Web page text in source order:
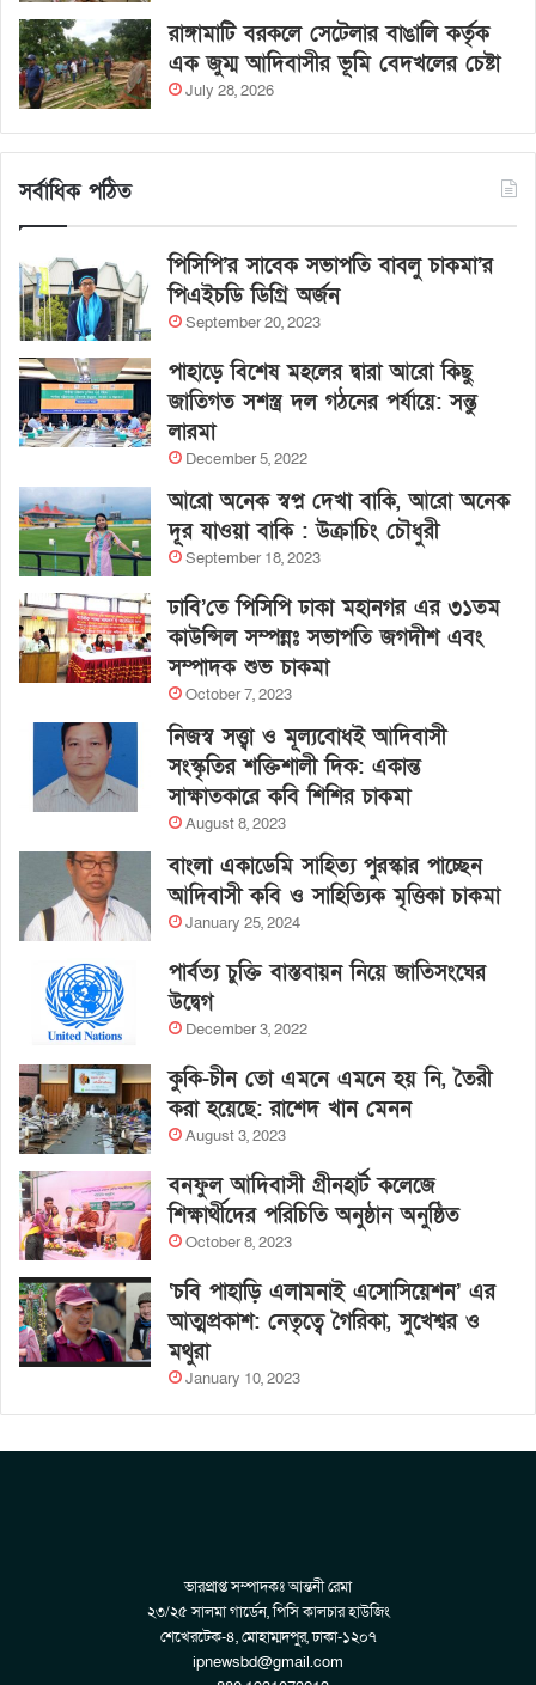
রাঙ্গামাটি বরকলে সেটেলার বাঙালি কর্তৃক
এক জুম্ম আদিবাসীর ভূমি বেদখলের চেষ্টা
July 28, 2026
সর্বাধিক পঠিত
পিসিপি’র সাবেক সভাপতি বাবলু চাকমা’র
পিএইচডি ডিগ্রি অর্জন
September 20, 2023
পাহাড়ে বিশেষ মহলের দ্বারা আরো কিছু
জাতিগত সশস্ত্র দল গঠনের পর্যায়ে: সন্তু
লারমা
December 5, 2022
আরো অনেক স্বপ্ন দেখা বাকি, আরো অনেক
দূর যাওয়া বাকি : উক্রাচিং চৌধুরী
September 18, 2023
ঢাবি’তে পিসিপি ঢাকা মহানগর এর ৩১তম
কাউন্সিল সম্পন্নঃ সভাপতি জগদীশ এবং
সম্পাদক শুভ চাকমা
October 7, 2023
নিজস্ব সত্ত্বা ও মূল্যবোধই আদিবাসী
সংস্কৃতির শক্তিশালী দিক: একান্ত
সাক্ষাতকারে কবি শিশির চাকমা
August 8, 2023
বাংলা একাডেমি সাহিত্য পুরস্কার পাচ্ছেন
আদিবাসী কবি ও সাহিত্যিক মৃত্তিকা চাকমা
January 25, 2024
পার্বত্য চুক্তি বাস্তবায়ন নিয়ে জাতিসংঘের
উদ্বেগ
December 3, 2022
কুকি-চীন তো এমনে এমনে হয় নি, তৈরী
করা হয়েছে: রাশেদ খান মেনন
August 3, 2023
বনফুল আদিবাসী গ্রীনহার্ট কলেজে
শিক্ষার্থীদের পরিচিতি অনুষ্ঠান অনুষ্ঠিত
October 8, 2023
‘চবি পাহাড়ি এলামনাই এসোসিয়েশন’ এর
আত্মপ্রকাশ: নেতৃত্বে গৈরিকা, সুখেশ্বর ও
মথুরা
January 10, 2023
ভারপ্রাপ্ত সম্পাদকঃ আন্তনী রেমা
২৩/২৫ সালমা গার্ডেন, পিসি কালচার হাউজিং
শেখেরটেক-৪, মোহাম্মদপুর, ঢাকা-১২০৭
ipnewsbd@gmail.com